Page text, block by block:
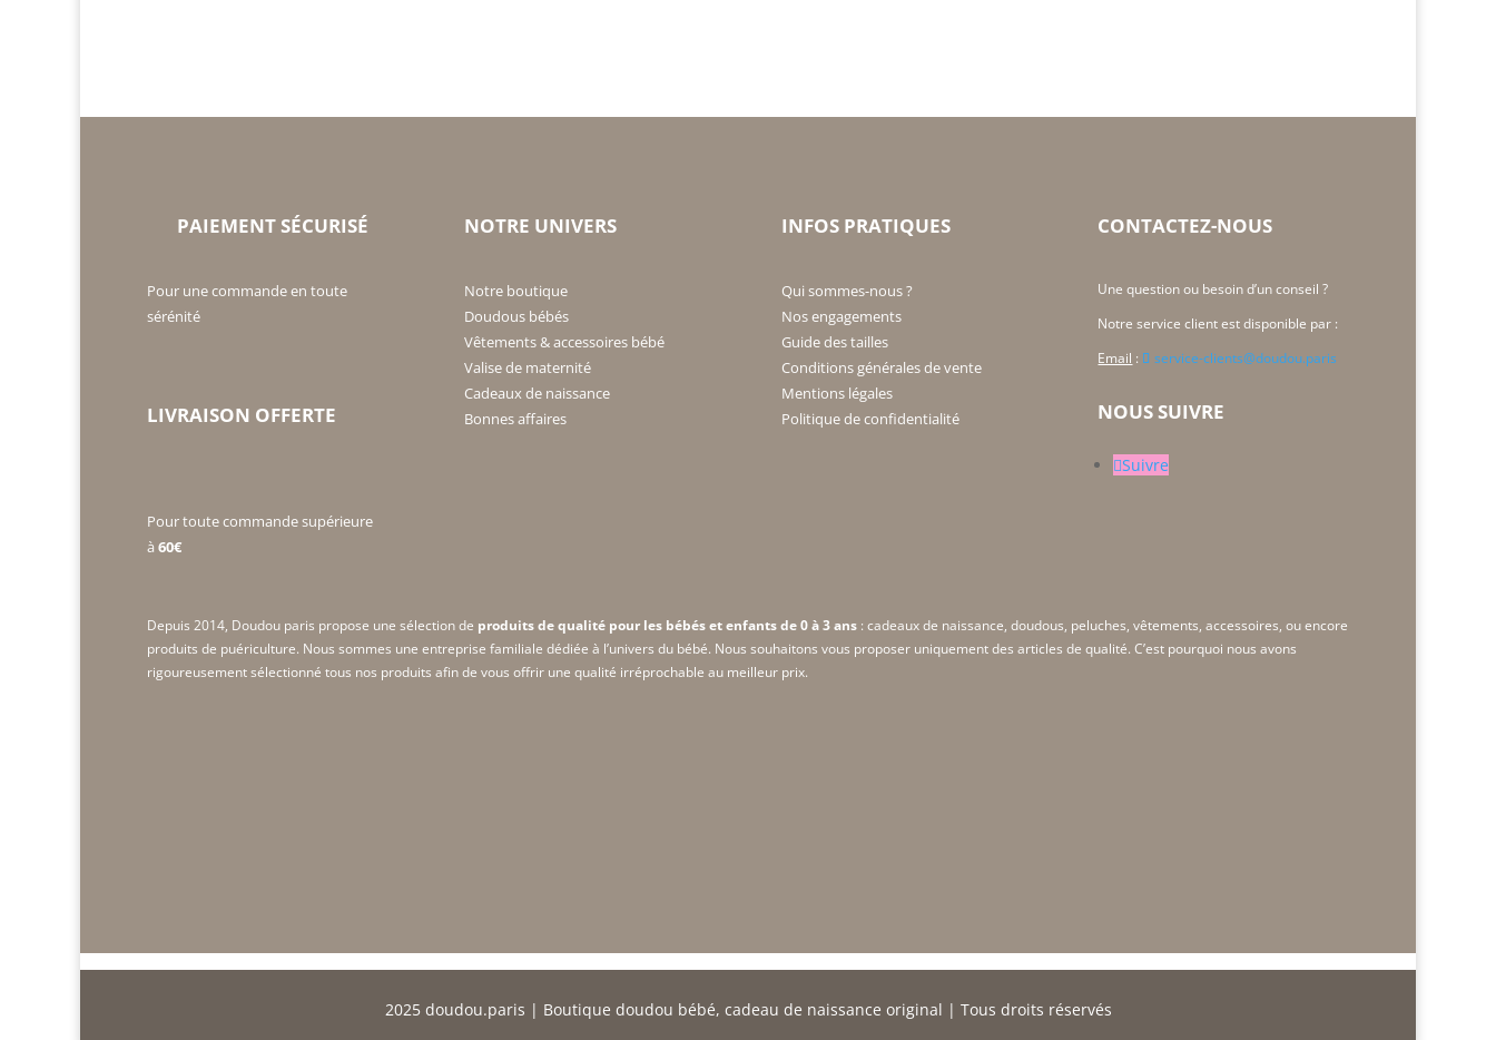
PAIEMENT SÉCURISÉ
Pour une commande en toute
sérénité
LIVRAISON OFFERTE
Pour toute commande supérieure
à 60€
NOTRE UNIVERS
Notre boutique
Doudous bébés
Vêtements & accessoires bébé
Valise de maternité
Cadeaux de naissance
Bonnes affaires
INFOS PRATIQUES
Qui sommes-nous ?
Nos engagements
Guide des tailles
Conditions générales de vente
Mentions légales
Politique de confidentialité
CONTACTEZ-NOUS
Une question ou besoin d’un conseil ?
Notre service client est disponible par :
Email : service-clients@doudou.paris
NOUS SUIVRE
Suivre
Depuis 2014, Doudou paris propose une sélection de produits de qualité pour les bébés et enfants de 0 à 3 ans : cadeaux de naissance, doudous, peluches, vêtements, accessoires, ou encore
produits de puériculture. Nous sommes une entreprise familiale dédiée à l’univers du bébé. Nous souhaitons vous proposer uniquement des articles de qualité. C’est pourquoi nous avons
rigoureusement sélectionné tous nos produits afin de vous offrir une qualité irréprochable au meilleur prix.
2025 doudou.paris | Boutique doudou bébé, cadeau de naissance original | Tous droits réservés